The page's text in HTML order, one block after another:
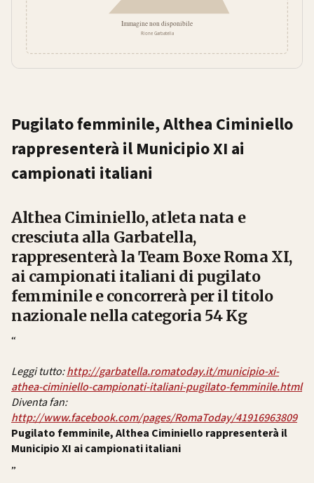
Pugilato femminile, Althea Ciminiello
rappresenterà il Municipio XI ai
campionati italiani
Althea Ciminiello, atleta nata e
cresciuta alla Garbatella,
rappresenterà la Team Boxe Roma XI,
ai campionati italiani di pugilato
femminile e concorrerà per il titolo
nazionale nella categoria 54 Kg
“
Leggi tutto:http://garbatella.romatoday.it/municipio-xi-
athea-ciminiello-campionati-italiani-pugilato-femminile.html
Diventa fan:
http://www.facebook.com/pages/RomaToday/41916963809
Pugilato femminile, Althea Ciminiello rappresenterà il
Municipio XI ai campionati italiani
„